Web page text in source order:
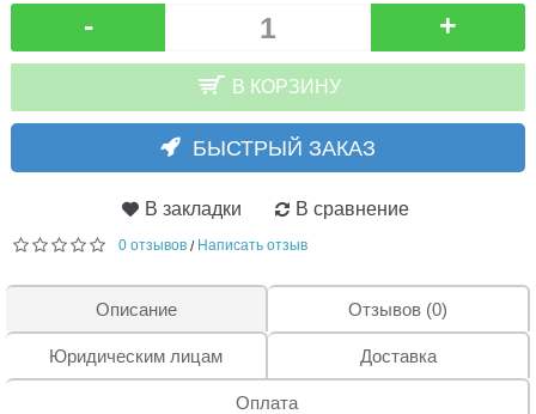
- +
В КОРЗИНУ
БЫСТРЫЙ ЗАКАЗ
В закладки В сравнение
0 отзывов / Написать отзыв
Описание Отзывов (0)
Юридическим лицам Доставка
Оплата